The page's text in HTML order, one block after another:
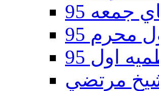
95
محرم 95
اول 95
حاج شيخ مرتضي